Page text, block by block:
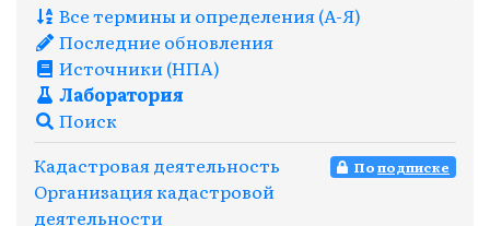
Все термины и определения (A-Я)
Последние обновления
Источники (НПА)
Лаборатория
Поиск
Поподписке
Кадастровая деятельность
Организация кадастровой
деятельности